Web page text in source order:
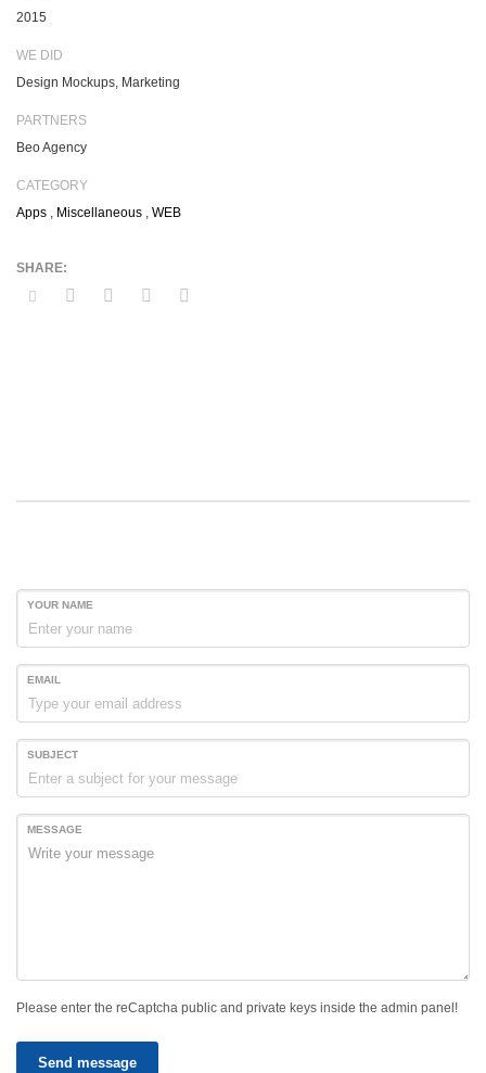
2015
WE DID
Design Mockups, Marketing
PARTNERS
Beo Agency
CATEGORY
Apps , Miscellaneous , WEB
YOUR NAME
EMAIL
SUBJECT
MESSAGE
Please enter the reCaptcha public and private keys inside the admin panel!
Send message